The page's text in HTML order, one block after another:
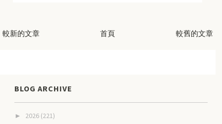
較新的文章 較舊的文章
首頁
BLOG ARCHIVE
► 2026 (221)